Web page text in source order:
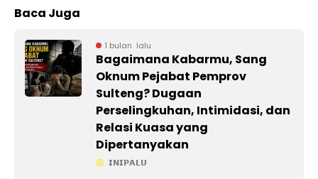
Baca Juga
1 bulan lalu
Bagaimana Kabarmu, Sang
Oknum Pejabat Pemprov
Sulteng? Dugaan
Perselingkuhan, Intimidasi, dan
Relasi Kuasa yang
Dipertanyakan
𝗜𝗡𝗜𝗣𝗔𝗟𝗨